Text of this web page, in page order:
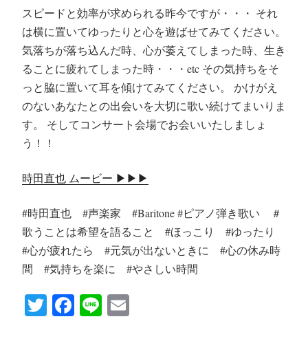
スピードと効率が求められる昨今ですが・・・ それ
は横に置いてゆったりと心を遊ばせてみてください。
気落ちが落ち込んだ時、心が萎えてしまった時、生き
ることに疲れてしまった時・・・etc その気持ちをそ
っと脇に置いて耳を傾けてみてください。 かけがえ
のないあなたとの出会いを大切に歌い続けてまいりま
す。 そしてコンサート会場でお会いいたしましょ
う！！
時田直也 ムービー ▶︎▶︎▶︎
#時田直也 #声楽家 #Baritone #ピアノ弾き歌い ＃
歌うことは希望を語ること #ほっこり #ゆったり
#心が疲れたら #元気が出ないときに #心の休み時
間 #気持ちを楽に #やさしい時間
T Fa Li